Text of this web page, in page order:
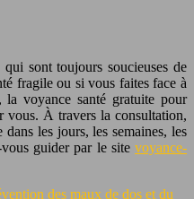
sont toujours soucieuses de
fragile ou si vous faites face à
la voyance santé gratuite pour
vous. À travers la consultation,
les jours, les semaines, les
guider par le site voyance-
des maux de dos et du